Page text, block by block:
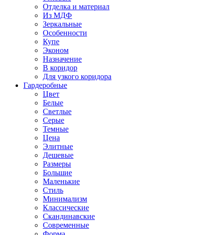
Отделка и материал
Из МДФ
Зеркальные
Особенности
Купе
Эконом
Назначение
В коридор
Для узкого коридора
Гардеробные
Цвет
Белые
Светлые
Серые
Темные
Цена
Элитные
Дешевые
Размеры
Большие
Маленькие
Стиль
Минимализм
Классические
Скандинавские
Современные